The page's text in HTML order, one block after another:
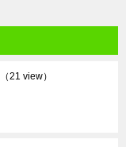
（21 view）